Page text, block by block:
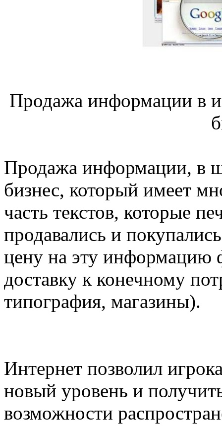
Продажа информации в
Продажа информации, в
бизнес, который имеет
часть текстов, которые
продавались и
цену на эту информацию
доставку к конечному
типография, магазины).
Интернет позволил
новый уровень и
возможности